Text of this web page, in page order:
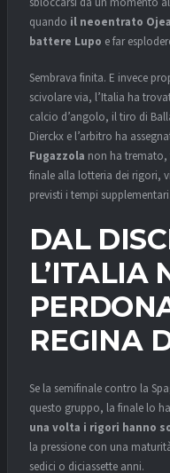
quando il neoentrato
battere Lupo e far
Sembrava finita. E invece
scivolare via, l’Italia ha
calcio d’angolo, il tiro di
Dierckx e l’arbitro ha
Fugazzola non ha tremato,
finale alla lotteria dei rigori,
previsti i tempi supplementari.
DAL
L’ITALIA
REGINA
Se la semifinale contro la
questo gruppo, la finale lo
una volta i rigori hanno
la pressione con una
sedici o diciassette anni.